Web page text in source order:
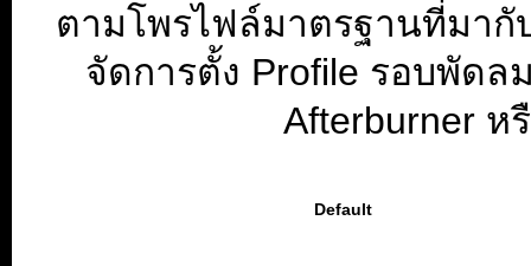
ตามโพรไฟล์มาตรฐานที่มากั
จัดการตั้ง Profile รอบพัดล
Afterburner ห
Default